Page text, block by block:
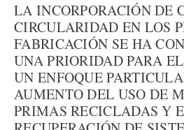
LA INCORPORACIÓN DE
CIRCULARIDAD EN LOS
FABRICACIÓN SE HA
UNA PRIORIDAD PARA
UN ENFOQUE
AUMENTO DEL USO DE
PRIMAS RECICLADAS Y